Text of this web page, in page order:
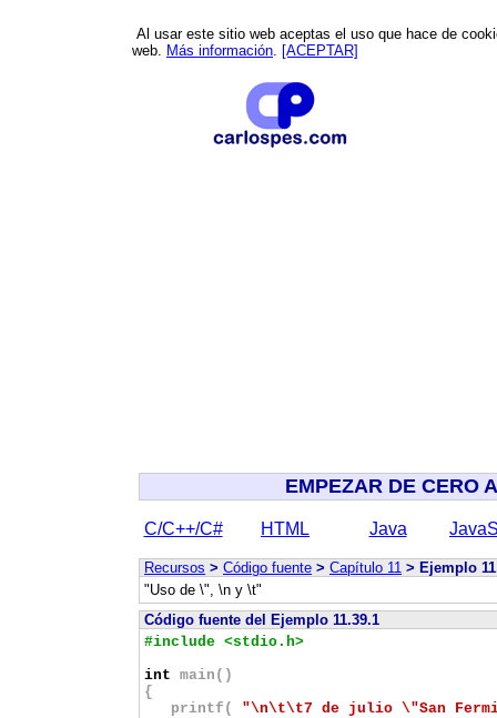
Al usar este sitio web aceptas el uso que hace de
web. Más información. [ACEPTAR]
EMPEZAR DE CERO
C/C++/C# HTML Java
Recursos > Código fuente > Capítulo 11 > Ejemplo
"Uso de \", \n y \t"
Código fuente del Ejemplo 11.39.1
#include <stdio.h>
int main()
{
printf( "\n\t\t7 de julio \"San